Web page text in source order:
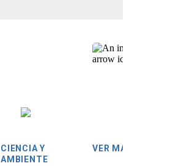
CIENCIA Y
AMBIENTE
VER MÁS